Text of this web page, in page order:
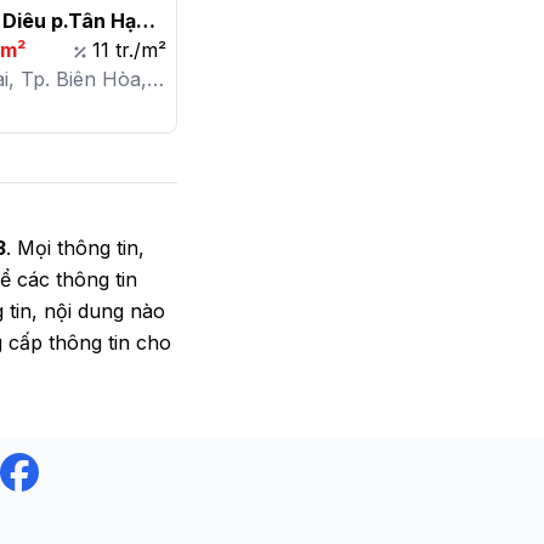
p.Tân Hạnh
5x20m 100m2
cư 100% Hỗ trợ
chính chủ
11 tr./m²
Tp. Biên Hòa,
. Mọi thông tin,
các thông tin
nội dung nào
cấp thông tin cho